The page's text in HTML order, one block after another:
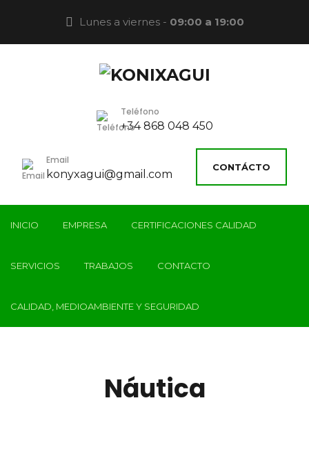
Lunes a viernes - 09:00 a 19:00
Teléfono
+34 868 048 450
Email
konyxagui@gmail.com
CONTÁCTO
INICIO EMPRESA CERTIFICACIONES CALIDAD
SERVICIOS TRABAJOS CONTACTO
CALIDAD, MEDIOAMBIENTE Y SEGURIDAD
Náutica